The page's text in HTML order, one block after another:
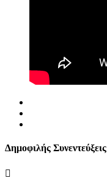
Δημοφιλής Συνεντεύξεις